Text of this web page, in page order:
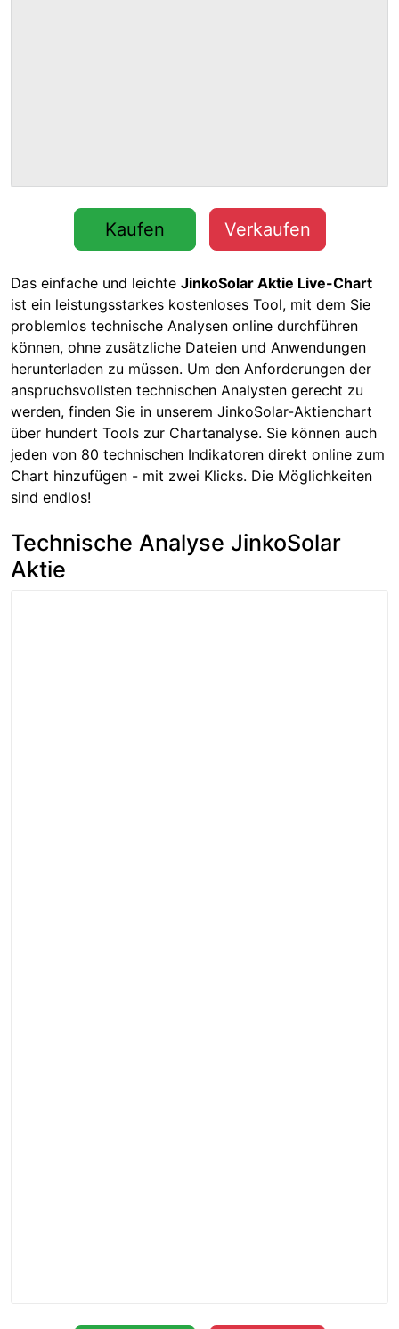
Kaufen Verkaufen
Das einfache und leichte JinkoSolar Aktie Live-Chart
ist ein leistungsstarkes kostenloses Tool, mit dem Sie
problemlos technische Analysen online durchführen
können, ohne zusätzliche Dateien und Anwendungen
herunterladen zu müssen. Um den Anforderungen der
anspruchsvollsten technischen Analysten gerecht zu
werden, finden Sie in unserem JinkoSolar-Aktienchart
über hundert Tools zur Chartanalyse. Sie können auch
jeden von 80 technischen Indikatoren direkt online zum
Chart hinzufügen - mit zwei Klicks. Die Möglichkeiten
sind endlos!
Technische Analyse JinkoSolar
Aktie